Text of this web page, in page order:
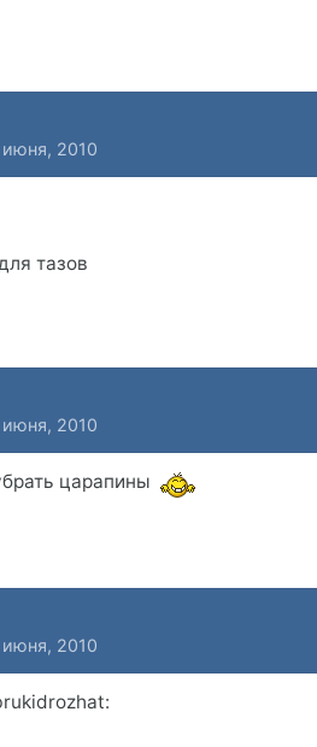
июня, 2010
тазов
июня, 2010
царапины
июня, 2010